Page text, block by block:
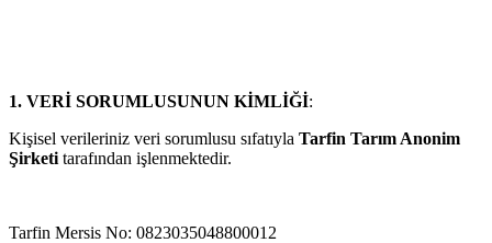
1. VERİ SORUMLUSUNUN KİMLİĞİ:
Kişisel verileriniz veri sorumlusu sıfatıyla Tarfin Tarım Anonim
Şirketi tarafından işlenmektedir.
Tarfin Mersis No: 0823035048800012